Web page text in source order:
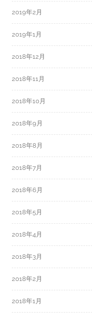
2019年2月
2019年1月
2018年12月
2018年11月
2018年10月
2018年9月
2018年8月
2018年7月
2018年6月
2018年5月
2018年4月
2018年3月
2018年2月
2018年1月